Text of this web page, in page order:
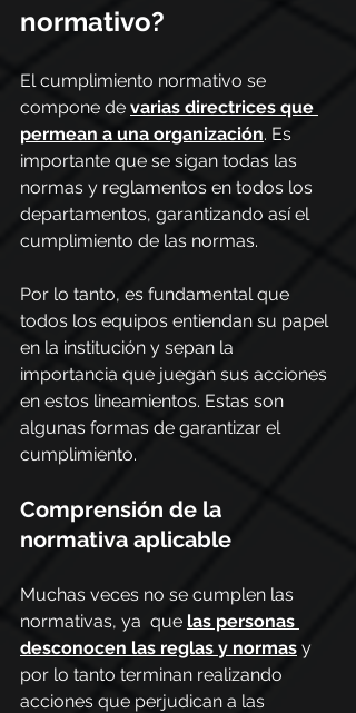
normativo?
El cumplimiento normativo se
compone de varias directrices que
permean a una organización. Es
importante que se sigan todas las
normas y reglamentos en todos los
departamentos, garantizando así el
cumplimiento de las normas.
Por lo tanto, es fundamental que
todos los equipos entiendan su papel
en la institución y sepan la
importancia que juegan sus acciones
en estos lineamientos. Estas son
algunas formas de garantizar el
cumplimiento.
Comprensión de la
normativa aplicable
Muchas veces no se cumplen las
normativas, ya  que las personas
desconocen las reglas y normas y
por lo tanto terminan realizando
acciones que perjudican a las